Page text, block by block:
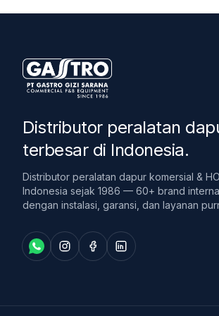
Distributor peralatan
terbesar di Indonesia.
Distributor peralatan dapur komersial &
Indonesia sejak 1986 — 60+ brand
dengan instalasi, garansi, dan layanan